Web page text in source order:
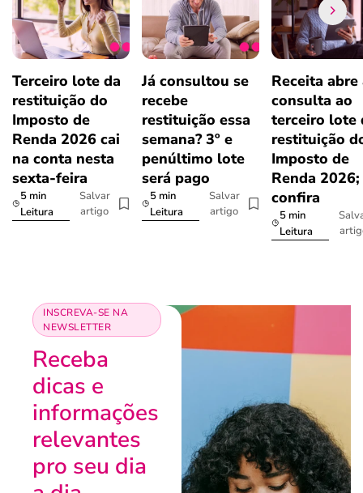
Terceiro lote da
restituição do
Imposto de
Renda 2026 cai
na conta nesta
sexta-feira
5 min
Leitura
Salvar
artigo
Já consultou se
recebe
restituição essa
semana? 3º e
penúltimo lote
será pago
5 min
Leitura
Salvar
artigo
Receita abre
consulta ao
terceiro lote
restituição
Imposto de
Renda 2026;
confira
5 min
Leitura
INSCREVA-SE NA
NEWSLETTER
Receba
dicas e
informações
relevantes
pro seu dia